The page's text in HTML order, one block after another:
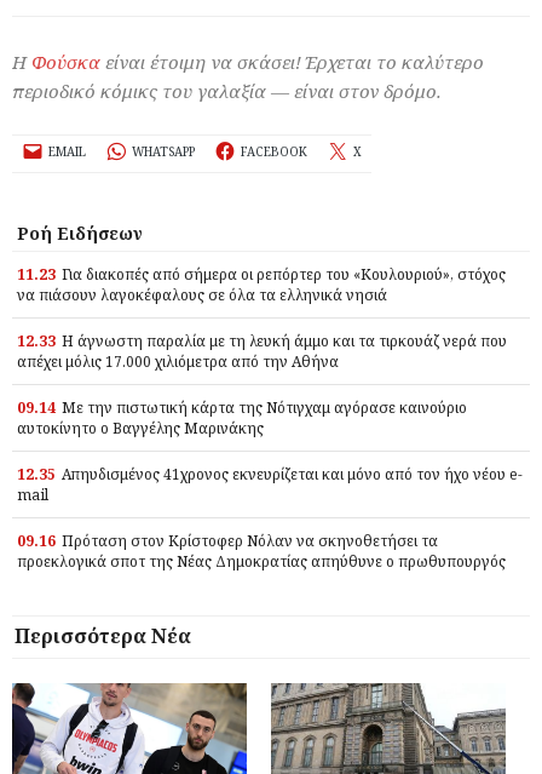
Η Φούσκα είναι έτοιμη να σκάσει! Έρχεται το καλύτερο
περιοδικό κόμικς του γαλαξία — είναι στον δρόμο.
EMAIL WHATSAPP FACEBOOK X
Ροή Ειδήσεων
11.23 Για διακοπές από σήμερα οι ρεπόρτερ του «Κουλουριού», στόχος
να πιάσουν λαγοκέφαλους σε όλα τα ελληνικά νησιά
12.33 Η άγνωστη παραλία με τη λευκή άμμο και τα τιρκουάζ νερά που
απέχει μόλις 17.000 χιλιόμετρα από την Αθήνα
09.14 Με την πιστωτική κάρτα της Νότιγχαμ αγόρασε καινούριο
αυτοκίνητο ο Βαγγέλης Μαρινάκης
12.35 Απηυδισμένος 41χρονος εκνευρίζεται και μόνο από τον ήχο νέου e-
mail
09.16 Πρόταση στον Κρίστοφερ Νόλαν να σκηνοθετήσει τα
προεκλογικά σποτ της Νέας Δημοκρατίας απηύθυνε ο πρωθυπουργός
Περισσότερα Νέα